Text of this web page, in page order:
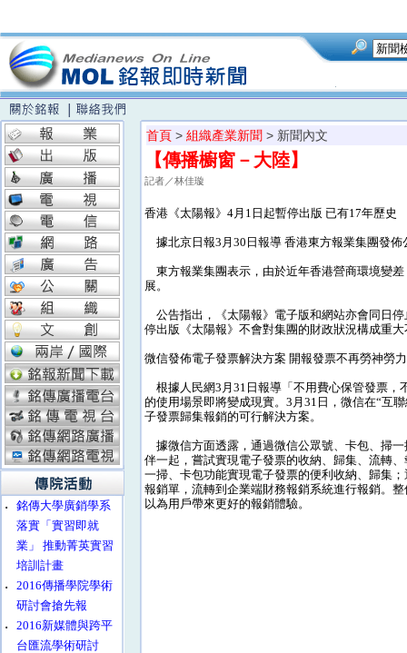
‧
銘傳大學廣銷學系
落實「實習即就
業」 推動菁英實習
培訓計畫
‧
2016傳播學院學術
研討會搶先報
‧
2016新媒體與跨平
台匯流學術研討
首頁 > 組織產業新聞 > 新聞內文
【傳播櫥窗－大陸】
記者／林佳璇
香港《太陽報》4月1日起暫停出版 已有17年歷史
據北京日報3月30日報導 香港東方報業集團發
東方報業集團表示，由於近年香港營商環境變
展。
公告指出，《太陽報》電子版和網站亦會同日
停出版《太陽報》不會對集團的財政狀況構成重
微信發佈電子發票解決方案 開報發票不再勞神勞力
根據人民網3月31日報導「不用費心保管發票
的使用場景即將變成現實。3月31日，微信在“互
子發票歸集報銷的可行解決方案。
據微信方面透露，通過微信公眾號、卡包、掃
伴一起，嘗試實現電子發票的收納、歸集、流轉
一掃、卡包功能實現電子發票的便利收納、歸集
報銷單，流轉到企業端財務報銷系統進行報銷。
以為用戶帶來更好的報銷體驗。